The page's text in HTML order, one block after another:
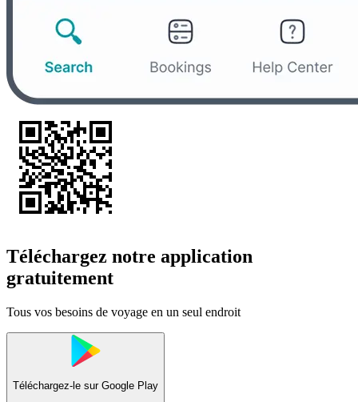
Téléchargez notre application
gratuitement
Tous vos besoins de voyage en un seul endroit
Téléchargez-le sur Google Play